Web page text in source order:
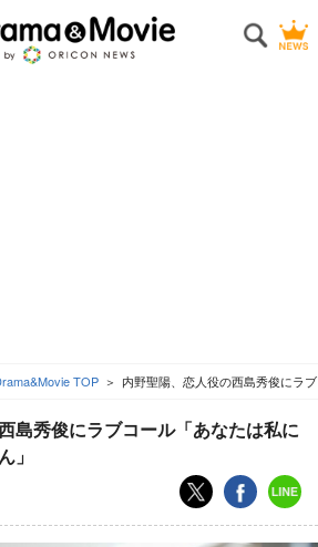
TOP 内野聖陽、恋人役の西島秀俊にラ
島秀俊にラブコール「あなたは私に
」